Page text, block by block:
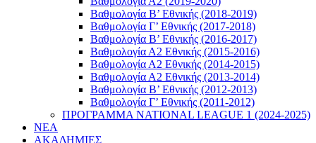
Βαθμολογία B’ Εθνικής (2018-2019)
Βαθμολογία Γ’ Εθνικής (2017-2018)
Βαθμολογία Β’ Εθνικής (2016-2017)
Βαθμολογία Α2 Εθνικής (2015-2016)
Βαθμολογία Α2 Εθνικής (2014-2015)
Βαθμολογία Α2 Εθνικής (2013-2014)
Βαθμολογία Β’ Εθνικής (2012-2013)
Βαθμολογία Γ’ Εθνικής (2011-2012)
ΠΡΟΓΡΑΜΜΑ NATIONAL LEAGUE 1 (2024-2025)
ΝΕΑ
ΑΚΑΔΗΜΙΕΣ